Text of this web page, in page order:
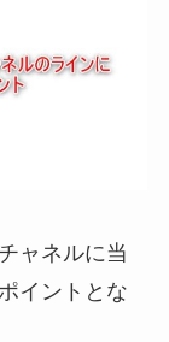
ャネルに当
イントとな